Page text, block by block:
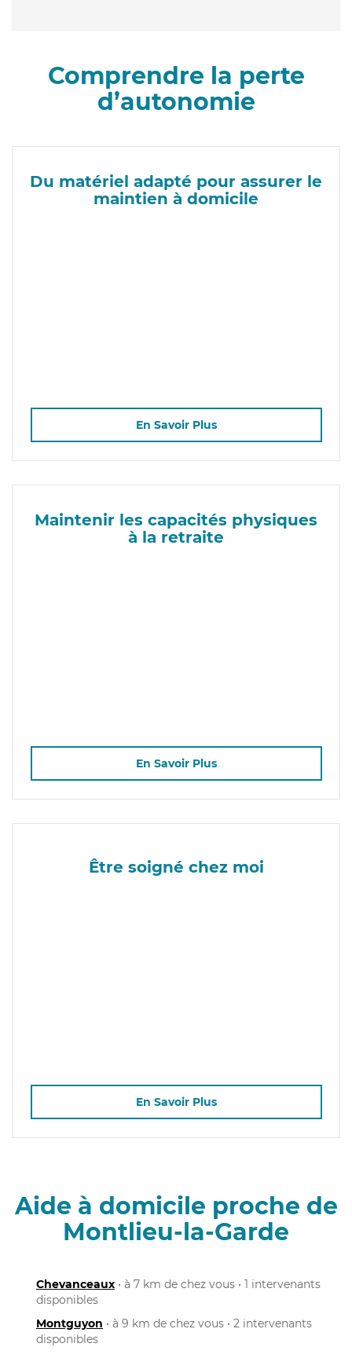
Comprendre la perte
d’autonomie
Du matériel adapté pour assurer le
maintien à domicile
En Savoir Plus
Maintenir les capacités physiques
à la retraite
En Savoir Plus
Être soigné chez moi
En Savoir Plus
Aide à domicile proche de
Montlieu-la-Garde
Chevanceaux • à 7 km de chez vous • 1 intervenants
disponibles
Montguyon • à 9 km de chez vous • 2 intervenants
disponibles